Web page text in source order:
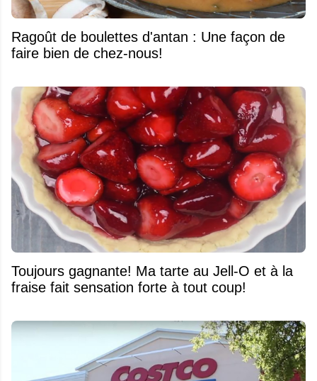
Ragoût de boulettes d'antan : Une façon de
faire bien de chez-nous!
Toujours gagnante! Ma tarte au Jell-O et à la
fraise fait sensation forte à tout coup!